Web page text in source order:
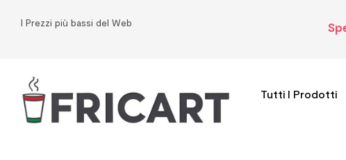
I Prezzi più bassi del Web
Tutti I Prodotti